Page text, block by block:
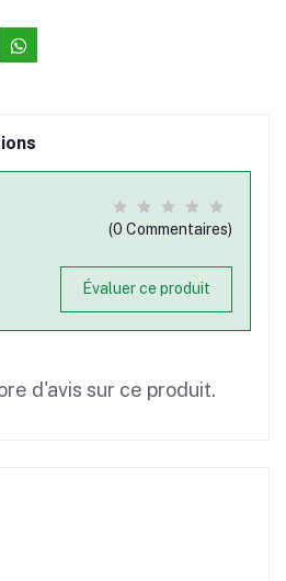
(0 Commentaires)
Évaluer ce produit
d'avis sur ce produit.